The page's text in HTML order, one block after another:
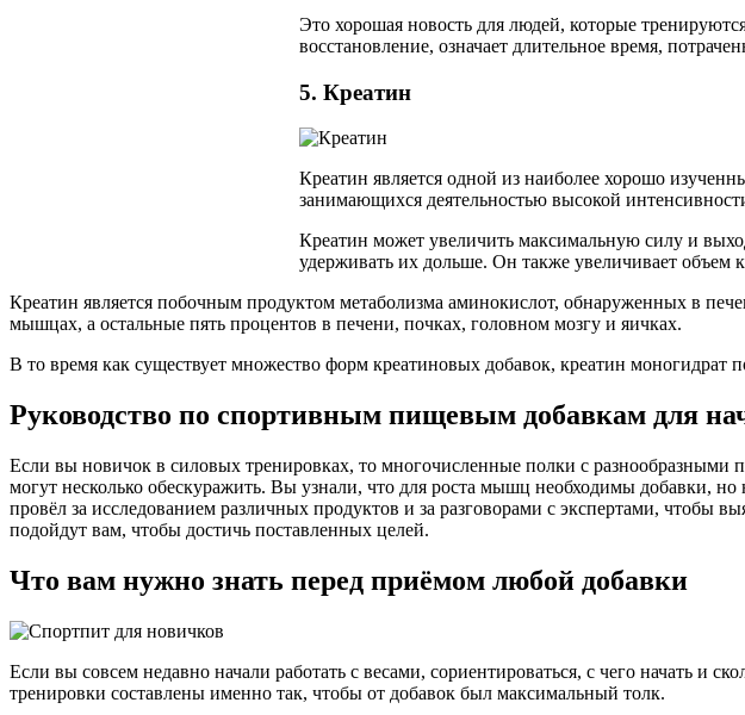
Это хорошая новость для людей, которые
восстановление, означает длительное время,
5. Креатин
Креатин является одной из наиболее хорошо
занимающихся деятельностью высокой
Креатин может увеличить максимальную силу и
удерживать их дольше. Он также увеличивает
Креатин является побочным продуктом метаболизма аминокислот, обнаруженных в
мышцах, а остальные пять процентов в печени, почках, головном мозгу и яичках.
В то время как существует множество форм креатиновых добавок, креатин моногидрат
Руководство по спортивным пищевым добавкам для
Если вы новичок в силовых тренировках, то многочисленные полки с разнообразными
могут несколько обескуражить. Вы узнали, что для роста мышц необходимы добавки,
провёл за исследованием различных продуктов и за разговорами с экспертами, чтобы
подойдут вам, чтобы достичь поставленных целей.
Что вам нужно знать перед приёмом любой добавки
Если вы совсем недавно начали работать с весами, сориентироваться, с чего начать и
тренировки составлены именно так, чтобы от добавок был максимальный толк.